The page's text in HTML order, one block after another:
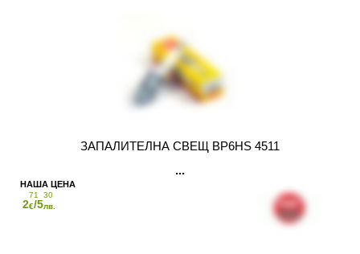
ЗАПАЛИТЕЛНА СВЕЩ BP6HS 4511
2
71
€/5
30
лв.